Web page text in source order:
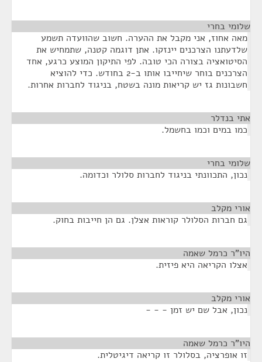
שלומי בחרי
מאה אחוז, אני מקבל את ההערה. חשוב שהוועדה תשמע
שלדעתנו הצרכנים יינזקו. אתן דוגמה קטנה, שתמחיש את
הסיטואציה בצורה הכי טובה. לפי התיקון המוצע כרגע, אחד
הצרכנים בוחר שיחייבו אותו ב-2 בחודש. כדי להוציא
חשבונות גז יש קריאות מונה בשטח, בניגוד לחברות אחרות.
אתי בנדלר
כמו במים וכמו בחשמל.
שלומי בחרי
נכון, התכוונתי בניגוד לחברות סלולר וכדומה.
אורי מקלב
גם חברות הסלולר קוראות אצלן. גם הן חייבות בחוק.
היו"ר כרמל שאמה
אצלו הקריאה היא פיזית.
אורי מקלב
נכון, אבל שם יש זמן - - -
היו"ר כרמל שאמה
זו אופרציה, בסלולר זו קריאה דיגיטלית.